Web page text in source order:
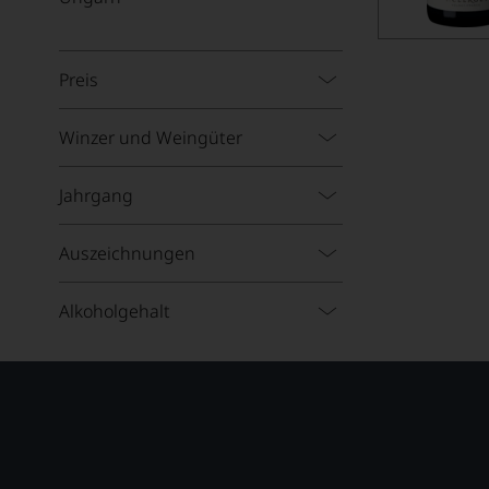
Preis
Winzer und Weingüter
Jahrgang
Auszeichnungen
Alkoholgehalt